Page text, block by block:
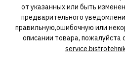
от указанных или быть
предварительного
правильную,ошибочную или
описании товара, пожалуйста